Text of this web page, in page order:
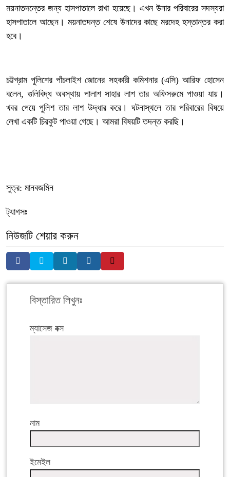
ময়নাতদন্তের জন্য হাসপাতালে রাখা হয়েছে। এখন উনার পরিবারের সদস্যরা
হাসপাতালে আছেন। ময়নাতদন্ত শেষে উনাদের কাছে মরদেহ হস্তান্তর করা
হবে।
‎চট্টগ্রাম পুলিশের পাঁচলাইশ জোনের সহকারী কমিশনার (এসি) আরিফ হোসেন
বলেন, গুলিবিদ্ধ অবস্থায় পালাশ সাহার লাশ তার অফিসরুমে পাওয়া যায়।
খবর পেয়ে পুলিশ তার লাশ উদ্ধার করে। ঘটনাস্থলে তার পরিবারের বিষয়ে
লেখা একটি চিরকুট পাওয়া গেছে। আমরা বিষয়টি তদন্ত করছি।
সুত্র: মানবজমিন
ট্যাগসঃ
নিউজটি শেয়ার করুন
বিস্তারিত লিখুনঃ
ম্যাসেজ বক্স
নাম
ইমেইল